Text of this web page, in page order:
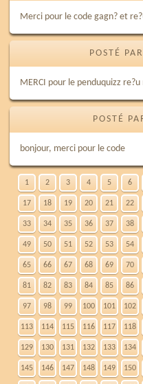
Merci pour le code gagn? et
POSTÉ
MERCI pour le penduquizz
POSTÉ
bonjour, merci pour le code
1 2 3 4 5 6
17 18 19 20 21 22
33 34 35 36 37 38
49 50 51 52 53 54
65 66 67 68 69 70
81 82 83 84 85 86
97 98 99 100 101 102
113 114 115 116 117 118
129 130 131 132 133 134
145 146 147 148 149 150